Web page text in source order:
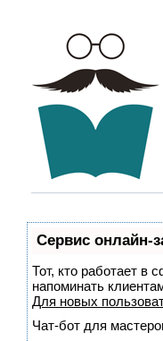
Сервис онлайн-
Тот, кто работает в
напоминать
Для новых
Чат-бот для